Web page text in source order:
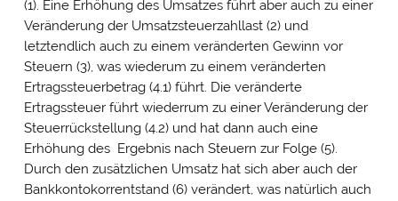
(1). Eine Erhöhung des Umsatzes führt aber auch zu einer
Veränderung der Umsatzsteuerzahllast (2) und
letztendlich auch zu einem veränderten Gewinn vor
Steuern (3), was wiederum zu einem veränderten
Ertragssteuerbetrag (4.1) führt. Die veränderte
Ertragssteuer führt wiederrum zu einer Veränderung der
Steuerrückstellung (4.2) und hat dann auch eine
Erhöhung des Ergebnis nach Steuern zur Folge (5).
Durch den zusätzlichen Umsatz hat sich aber auch der
Bankkontokorrentstand (6) verändert, was natürlich auch